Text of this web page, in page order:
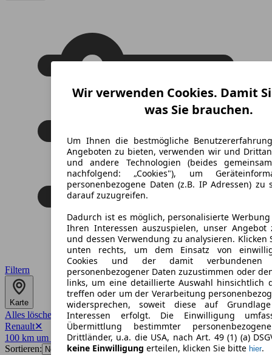
Wir verwenden Cookies. Damit
was Sie brauchen.
Um Ihnen die bestmögliche
Angeboten zu bieten, verwenden wir und
und andere Technologien (beides
nachfolgend: „Cookies"), um
personenbezogene Daten (z.B. IP Adressen) zu
darauf zuzugreifen.
Dadurch ist es möglich, personalisierte
Ihren Interessen auszuspielen, unser Angebot
und dessen Verwendung zu analysieren. Klicken
unten rechts, um dem Einsatz von
Cookies und der damit verbundenen
personenbezogener Daten zuzustimmen oder
links, um eine detaillierte Auswahl hinsichtlich
treffen oder um der Verarbeitung
widersprechen, soweit diese auf
Interessen erfolgt. Die Einwilligung
Übermittlung bestimmter
Drittländer, u.a. die USA, nach Art. 49 (1) (a)
keine Einwilligung erteilen, klicken Sie bitte hier.
Filtern
Karte
Alles löschen
Renault✕
100 km um 79098✕
Sortieren: